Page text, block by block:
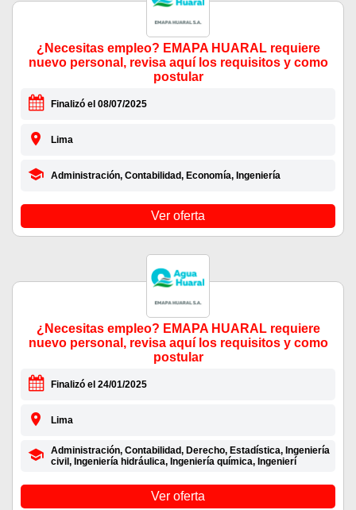
¿Necesitas empleo? EMAPA HUARAL requiere
nuevo personal, revisa aquí los requisitos y como
postular
Finalizó el 08/07/2025
Lima
Administración, Contabilidad, Economía, Ingeniería
Ver oferta
¿Necesitas empleo? EMAPA HUARAL requiere
nuevo personal, revisa aquí los requisitos y como
postular
Finalizó el 24/01/2025
Lima
Administración, Contabilidad, Derecho, Estadística, Ingeniería
civil, Ingeniería hidráulica, Ingeniería química, Ingenierí
Ver oferta